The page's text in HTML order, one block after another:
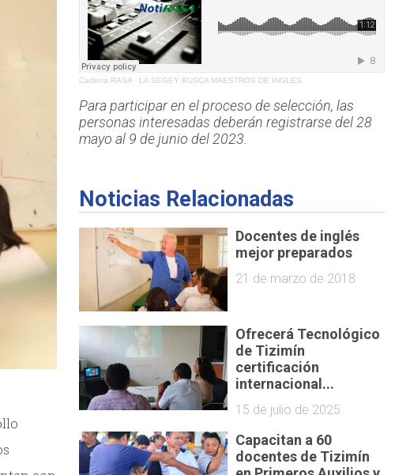
Cadena RASA· LA SEGEY BUSCA MAESTROS DE INGLES
Para participar en el proceso de selección, las
personas interesadas deberán registrarse del 28
mayo al 9 de junio del 2023.
Noticias Relacionadas
Docentes de inglés
mejor preparados
21 de marzo de 2018
Ofrecerá Tecnológico
de Tizimín
certificación
internacional...
15 de julio de 2025
Capacitan a 60
docentes de Tizimín